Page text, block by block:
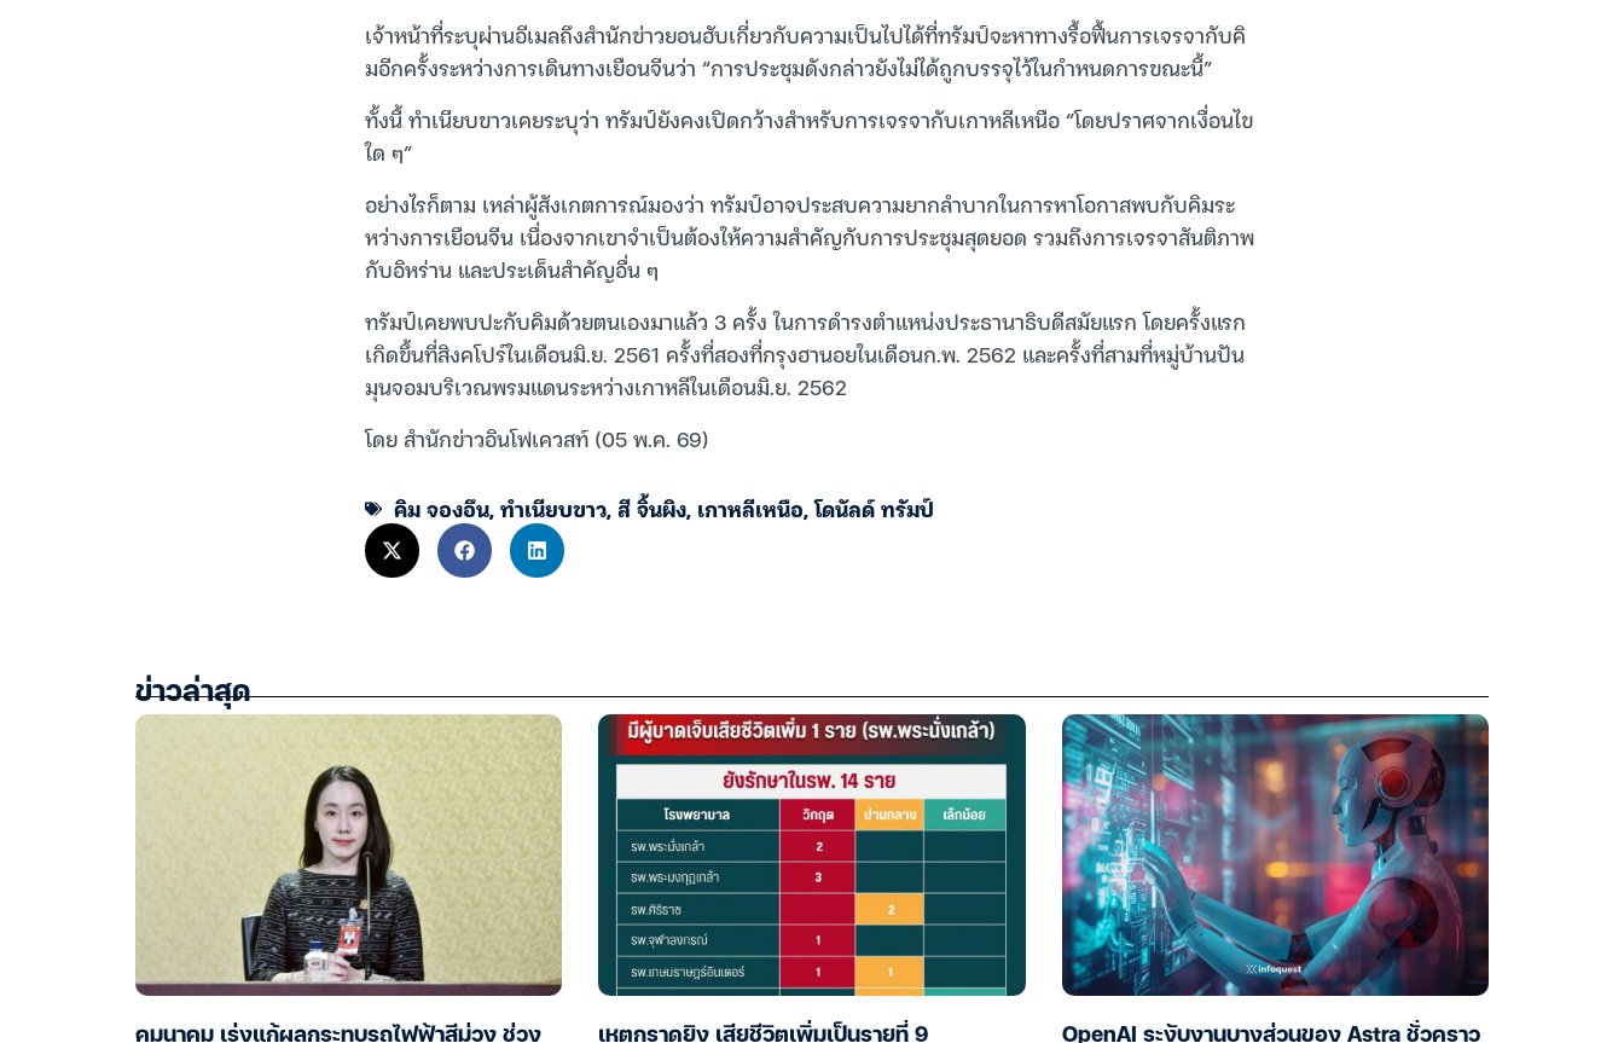
เจ้าหน้าที่ระบุผ่านอีเมลถึงสำนักข่าวยอนฮับเกี่ยวกับความเป็นไปได้ที่ทรัมป์จะหาทางรื้อฟื้นการเจรจากับคิ
มอีกครั้งระหว่างการเดินทางเยือนจีนว่า “การประชุมดังกล่าวยังไม่ได้ถูกบรรจุไว้ในกำหนดการขณะนี้”
ทั้งนี้ ทำเนียบขาวเคยระบุว่า ทรัมป์ยังคงเปิดกว้างสำหรับการเจรจากับเกาหลีเหนือ “โดยปราศจากเงื่อนไข
ใด ๆ”
อย่างไรก็ตาม เหล่าผู้สังเกตการณ์มองว่า ทรัมป์อาจประสบความยากลำบากในการหาโอกาสพบกับคิมระ
หว่างการเยือนจีน เนื่องจากเขาจำเป็นต้องให้ความสำคัญกับการประชุมสุดยอด รวมถึงการเจรจาสันติภาพ
กับอิหร่าน และประเด็นสำคัญอื่น ๆ
ทรัมป์เคยพบปะกับคิมด้วยตนเองมาแล้ว 3 ครั้ง ในการดำรงตำแหน่งประธานาธิบดีสมัยแรก โดยครั้งแรก
เกิดขึ้นที่สิงคโปร์ในเดือนมิ.ย. 2561 ครั้งที่สองที่กรุงฮานอยในเดือนก.พ. 2562 และครั้งที่สามที่หมู่บ้านปัน
มุนจอมบริเวณพรมแดนระหว่างเกาหลีในเดือนมิ.ย. 2562
โดย สำนักข่าวอินโฟเควสท์ (05 พ.ค. 69)
คิม จองอึน,ทำเนียบขาว,สี จิ้นผิง, เกาหลีเหนือ,โดนัลด์ ทรัมป์
ข่าวล่าสุด
คมนาคม เร่งแก้ผลกระทบรถไฟฟ้าสีม่วง ช่วง
เหตุกราดยิง เสียชีวิตเพิ่มเป็นรายที่ 9
OpenAI ระงับงานบางส่วนของ Astra ชั่วคราว